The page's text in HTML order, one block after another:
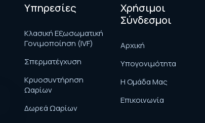
Υπηρεσίες
Κλασική Εξωσωματική
Γονιμοποίηση (IVF)
Σπερματέγχυση
Κρυοσυντήρηση
Ωαρίων
Δωρεά Ωαρίων
Χρήσιμοι
Σύνδεσμοι
Αρχική
Υπογονιμότητα
H Ομάδα Μας
Επικοινωνία